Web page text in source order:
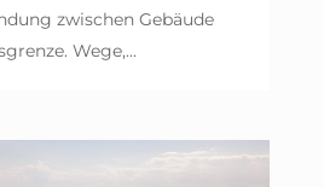
zwischen Gebäude
Wege,...